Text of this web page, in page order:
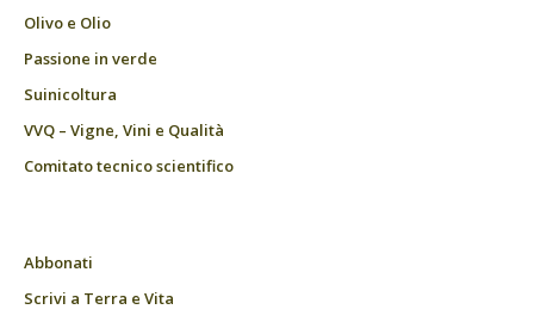
Olivo e Olio
Passione in verde
Suinicoltura
VVQ – Vigne, Vini e Qualità
Comitato tecnico scientifico
Abbonati
Scrivi a Terra e Vita